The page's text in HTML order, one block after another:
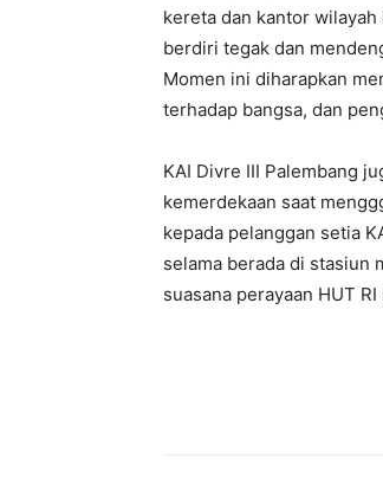
kereta dan kantor
berdiri tegak dan
Momen ini diharapkan
terhadap bangsa, dan
KAI Divre III Palembang
kemerdekaan saat
kepada pelanggan setia
selama berada di stasiun
suasana perayaan HUT